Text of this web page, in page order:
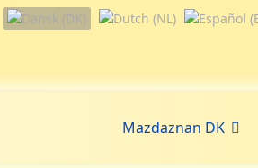
Mazdaznan DK